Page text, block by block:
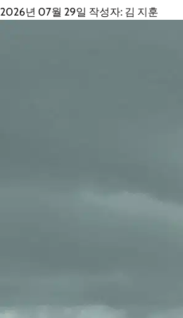
2026년 07월 29일 작성자: 김 지훈